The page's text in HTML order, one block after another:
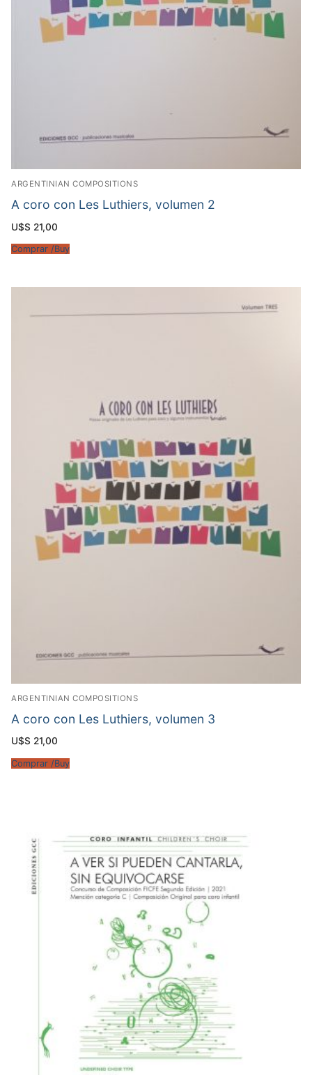
ARGENTINIAN COMPOSITIONS
A coro con Les Luthiers, volumen 2
U$S 21,00
Comprar /Buy
ARGENTINIAN COMPOSITIONS
A coro con Les Luthiers, volumen 3
U$S 21,00
Comprar /Buy